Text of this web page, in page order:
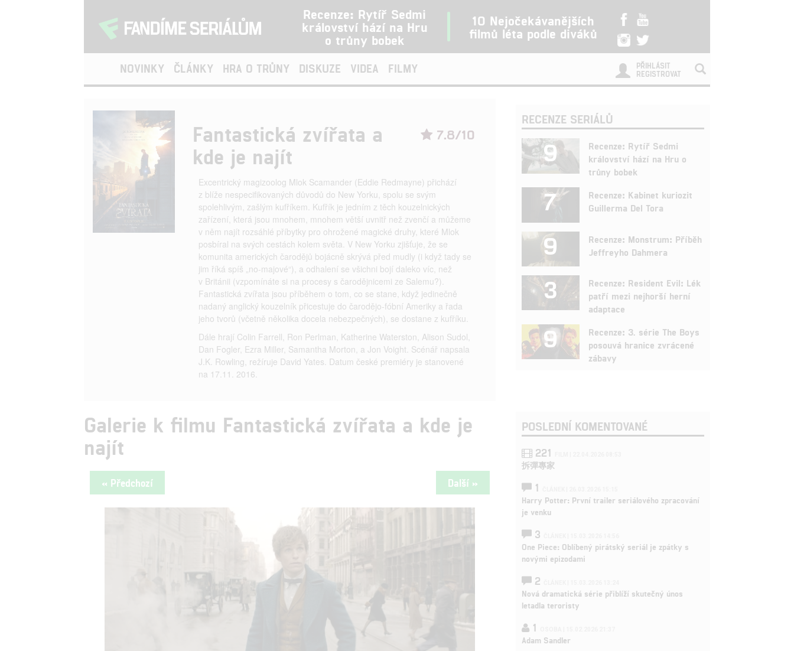
Recenze: Rytíř Sedmi
království hází na Hru
o trůny bobek
10 Nejočekávanějších
filmů léta podle diváků
NOVINKY ČLÁNKY HRA O TRŮNY DISKUZE VIDEA FILMY
PŘIHLÁSIT
REGISTROVAT
7.8/10
Fantastická zvířata a
kde je najít
Excentrický magizoolog Mlok Scamander (Eddie Redmayne) přichází
z blíže nespecifikovaných důvodů do New Yorku, spolu se svým
spolehlivým, zašlým kufříkem. Kufřík je jedním z těch kouzelnických
zařízení, která jsou mnohem, mnohem větší uvnitř než zvenčí a můžeme
v něm najít rozsáhlé příbytky pro ohrožené magické druhy, které Mlok
posbíral na svých cestách kolem světa. V New Yorku zjišťuje, že se
komunita amerických čarodějů bojácně skrývá před mudly (i když tady se
jim říká spíš „no-majové“), a odhalení se všichni bojí daleko víc, než
v Británii (vzpomínáte si na procesy s čarodějnicemi ze Salemu?).
Fantastická zvířata jsou příběhem o tom, co se stane, když jedinečně
nadaný anglický kouzelník přicestuje do čarodějo-fóbní Ameriky a řada
jeho tvorů (včetně několika docela nebezpečných), se dostane z kufříku.
Dále hrají Colin Farrell, Ron Perlman, Katherine Waterston, Alison Sudol,
Dan Fogler, Ezra Miller, Samantha Morton, a Jon Voight. Scénář napsala
J.K. Rowling, režíruje David Yates. Datum české premiéry je stanovené
na 17.11. 2016.
Galerie k filmu Fantastická zvířata a kde je
najít
« Předchozí Další »
RECENZE SERIÁLŮ
9
Recenze: Rytíř Sedmi
království hází na Hru o
trůny bobek
7
Recenze: Kabinet kuriozit
Guillerma Del Tora
9
Recenze: Monstrum: Příběh
Jeffreyho Dahmera
3
Recenze: Resident Evil: Lék
patří mezi nejhorší herní
adaptace
9
Recenze: 3. série The Boys
posouvá hranice zvrácené
zábavy
POSLEDNÍ KOMENTOVANÉ
221
拆彈專家
1
Harry Potter: První trailer seriálového zpracování
je venku
3
One Piece: Oblíbený pirátský seriál je zpátky s
novými epizodami
2
Nová dramatická série přiblíží skutečný únos
letadla teroristy
1
Adam Sandler